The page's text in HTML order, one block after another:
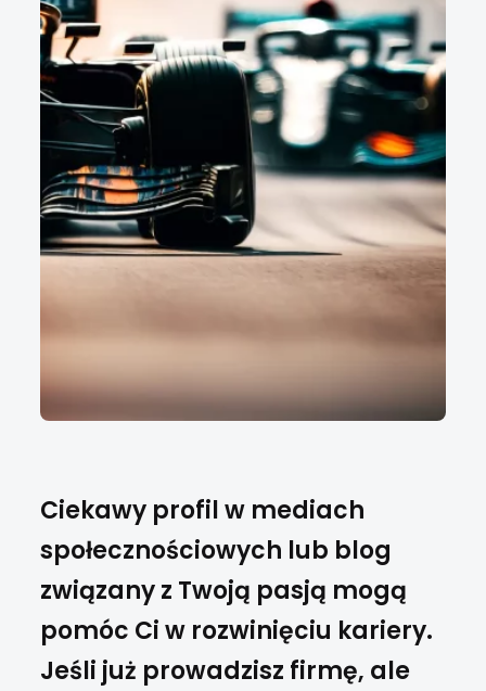
Ciekawy profil w mediach
społecznościowych lub blog
związany z Twoją pasją mogą
pomóc Ci w rozwinięciu kariery.
Jeśli już prowadzisz firmę, ale